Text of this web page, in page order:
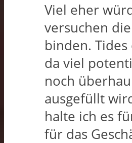
Viel eher
versuchen
binden.
da viel
noch
ausgefüllt
halte ich es
für das